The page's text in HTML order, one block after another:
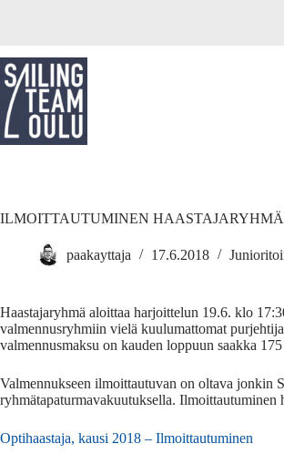
ILMOITTAUTUMINEN
paakayttaja 17.6.2018
Haastajaryhmä aloittaa harjoittelun 19.6. klo
valmennusryhmiin vielä kuulumattomat
valmennusmaksu on kauden loppuun saakka
Valmennukseen ilmoittautuvan on oltava jonkin
ryhmätapaturmavakuutuksella. Ilmoittautuminen
Optihaastaja, kausi 2018 – Ilmoittautuminen